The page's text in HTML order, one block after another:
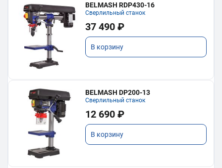
BELMASH RDP430-16
Сверлильный станок
37 490 ₽
В корзину
BELMASH DP200-13
Сверлильный станок
12 690 ₽
В корзину